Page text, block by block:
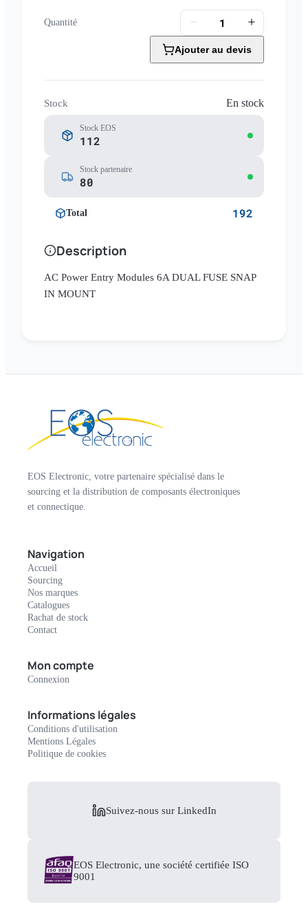
Quantité
Ajouter au devis
Stock En stock
Stock EOS
112
Stock partenaire
80
Total 192
Description
AC Power Entry Modules 6A DUAL FUSE SNAP
IN MOUNT
EOS Electronic, votre partenaire spécialisé dans le
sourcing et la distribution de composants électroniques
et connectique.
Navigation
Accueil
Sourcing
Nos marques
Catalogues
Rachat de stock
Contact
Mon compte
Connexion
Informations légales
Conditions d'utilisation
Mentions Légales
Politique de cookies
Suivez-nous sur LinkedIn
EOS Electronic, une société certifiée ISO
9001